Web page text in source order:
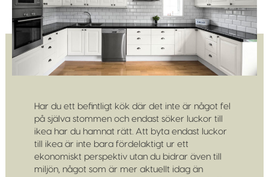
Har du ett befintligt kök där det inte är något fel
på själva stommen och endast söker luckor till
ikea har du hamnat rätt. Att byta endast luckor
till ikea är inte bara fördelaktigt ur ett
ekonomiskt perspektiv utan du bidrar även till
miljön, något som är mer aktuellt idag än